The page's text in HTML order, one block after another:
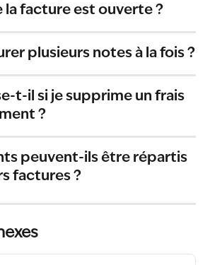
la facture est ouverte ?
plusieurs notes à la fois ?
t-il si je supprime un frais
?
peuvent-ils être répartis
factures ?